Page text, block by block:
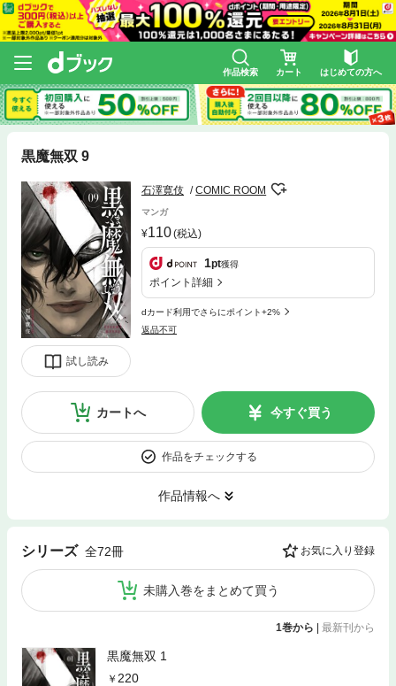
作品検索 カート はじめての方へ
黒魔無双 9
試し読み
石澤寛伎 COMIC ROOM
マンガ
110(税込)
1pt獲得
ポイント詳細
dカード利用でさらにポイント+2%
返品不可
カートへ 今すぐ買う
作品をチェックする
作品情報へ
シリーズ 全72冊 お気に入り登録
未購入巻をまとめて買う
1巻から | 最新刊から
黒魔無双 1
220